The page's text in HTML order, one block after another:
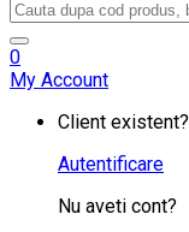
0
My Account
Client existent?
Autentificare
Nu aveti cont?